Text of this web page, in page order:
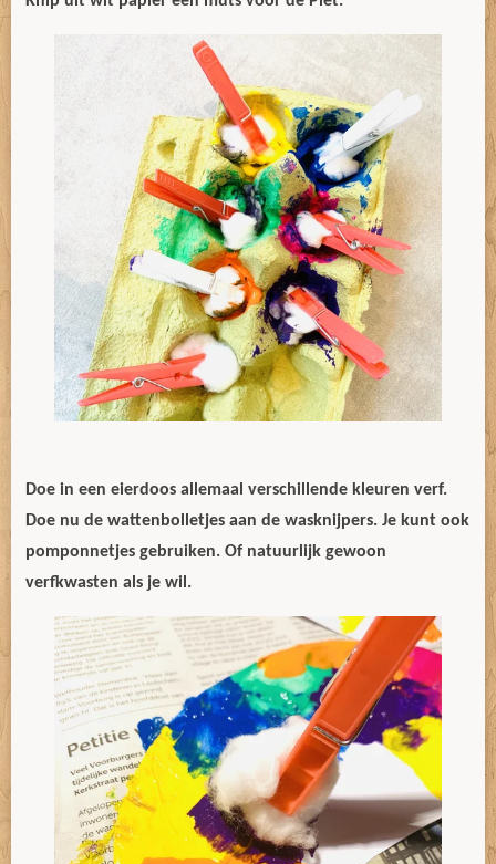
Doe in een eierdoos allemaal verschillende kleuren verf.
Doe nu de wattenbolletjes aan de wasknijpers. Je kunt ook
pomponnetjes gebruiken. Of natuurlijk gewoon
verfkwasten als je wil.